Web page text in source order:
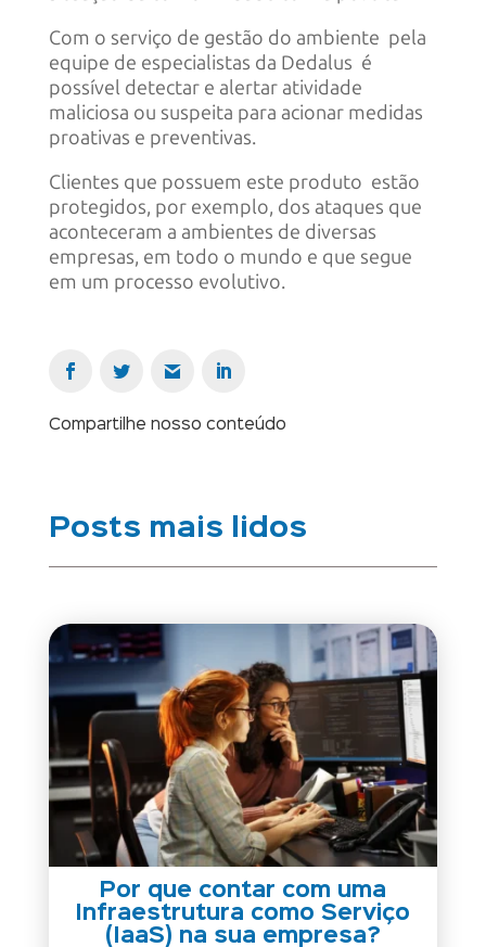
Com o serviço de gestão do ambiente pela
equipe de especialistas da Dedalus é
possível detectar e alertar atividade
maliciosa ou suspeita para acionar medidas
proativas e preventivas.
Clientes que possuem este produto estão
protegidos, por exemplo, dos ataques que
aconteceram a ambientes de diversas
empresas, em todo o mundo e que segue
em um processo evolutivo.
Compartilhe nosso conteúdo
Posts mais lidos
Por que contar com uma
Infraestrutura como Serviço
(IaaS) na sua empresa?